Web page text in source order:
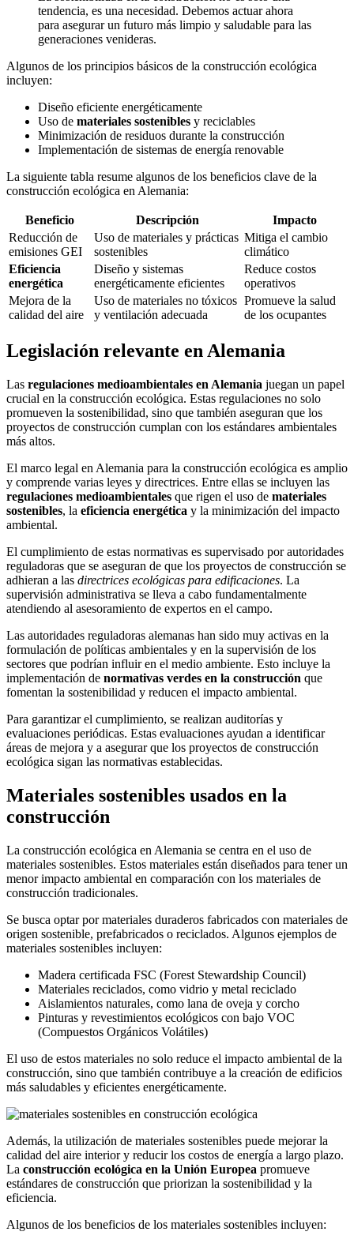
tendencia, es una necesidad. Debemos actuar ahora
para asegurar un futuro más limpio y saludable para las
generaciones venideras.
Algunos de los principios básicos de la construcción ecológica
incluyen:
Diseño eficiente energéticamente
Uso de materiales sostenibles y reciclables
Minimización de residuos durante la construcción
Implementación de sistemas de energía renovable
La siguiente tabla resume algunos de los beneficios clave de la
construcción ecológica en Alemania:
Beneficio Descripción
Impacto
Reducción de
emisiones GEI
Uso de materiales y prácticas
sostenibles
Mitiga el cambio
climático
Eficiencia
energética
Diseño y sistemas
energéticamente eficientes
Reduce costos
operativos
Mejora de la
calidad del aire
Uso de materiales no tóxicos
y ventilación adecuada
Promueve la salud
de los ocupantes
Legislación relevante en Alemania
Las regulaciones medioambientales en Alemania juegan un papel
crucial en la construcción ecológica. Estas regulaciones no solo
promueven la sostenibilidad, sino que también aseguran que los
proyectos de construcción cumplan con los estándares ambientales
más altos.
El marco legal en Alemania para la construcción ecológica es amplio
y comprende varias leyes y directrices. Entre ellas se incluyen las
regulaciones medioambientales que rigen el uso de materiales
sostenibles, la eficiencia energética y la minimización del impacto
ambiental.
El cumplimiento de estas normativas es supervisado por autoridades
reguladoras que se aseguran de que los proyectos de construcción se
adhieran a las directrices ecológicas para edificaciones. La
supervisión administrativa se lleva a cabo fundamentalmente
atendiendo al asesoramiento de expertos en el campo.
Las autoridades reguladoras alemanas han sido muy activas en la
formulación de políticas ambientales y en la supervisión de los
sectores que podrían influir en el medio ambiente. Esto incluye la
implementación de normativas verdes en la construcción que
fomentan la sostenibilidad y reducen el impacto ambiental.
Para garantizar el cumplimiento, se realizan auditorías y
evaluaciones periódicas. Estas evaluaciones ayudan a identificar
áreas de mejora y a asegurar que los proyectos de construcción
ecológica sigan las normativas establecidas.
Materiales sostenibles usados en la
construcción
La construcción ecológica en Alemania se centra en el uso de
materiales sostenibles. Estos materiales están diseñados para tener un
menor impacto ambiental en comparación con los materiales de
construcción tradicionales.
Se busca optar por materiales duraderos fabricados con materiales de
origen sostenible, prefabricados o reciclados. Algunos ejemplos de
materiales sostenibles incluyen:
Madera certificada FSC (Forest Stewardship Council)
Materiales reciclados, como vidrio y metal reciclado
Aislamientos naturales, como lana de oveja y corcho
Pinturas y revestimientos ecológicos con bajo VOC
(Compuestos Orgánicos Volátiles)
El uso de estos materiales no solo reduce el impacto ambiental de la
construcción, sino que también contribuye a la creación de edificios
más saludables y eficientes energéticamente.
Además, la utilización de materiales sostenibles puede mejorar la
calidad del aire interior y reducir los costos de energía a largo plazo.
La construcción ecológica en la Unión Europea promueve
estándares de construcción que priorizan la sostenibilidad y la
eficiencia.
Algunos de los beneficios de los materiales sostenibles incluyen: